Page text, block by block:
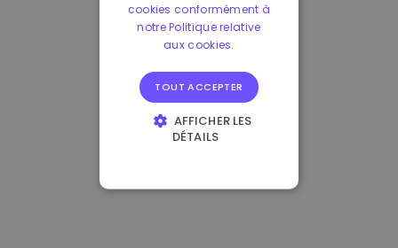
cookies conformément à
notre Politique relative
aux cookies.
TOUT ACCEPTER
AFFICHER LES
DÉTAILS